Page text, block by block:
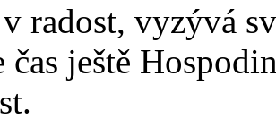
radost, vyzývá
čas ještě